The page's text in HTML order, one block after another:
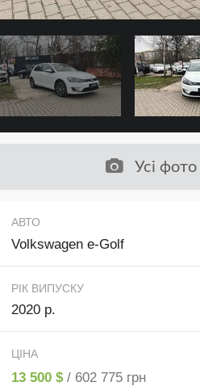
Усі
АВТО
Volkswagen e-Golf
РІК ВИПУСКУ
2020 р.
ЦІНА
13 500 $ / 602 775 грн